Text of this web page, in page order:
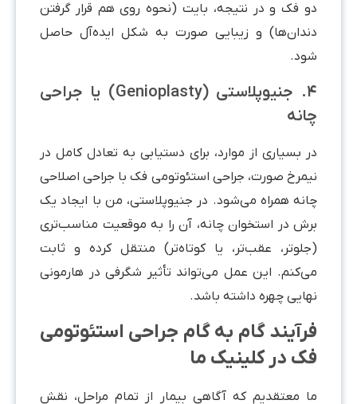
دو فک و در نتیجه، بایت (نحوه روی هم قرار گرفتن
دندان‌ها) و زیبایی صورت به شکل ایده‌آل حاصل
شود.
۴. جنیوپلاستی (Genioplasty) یا جراحی
چانه
در بسیاری از موارد، برای دستیابی به تعادل کامل در
نیمرخ صورت، جراحی استئوتومی فک با جراحی اصلاحی
چانه همراه می‌شود. در جنیوپلاستی، من با ایجاد یک
برش در استخوان چانه، آن را به موقعیت مناسب‌تری
(جلوتر، عقب‌تر، یا کوتاه‌تر) منتقل کرده و ثابت
می‌کنم. این عمل می‌تواند تأثیر شگرفی در هارمونی
نهایی چهره داشته باشد.
فرآیند گام به گام جراحی استئوتومی
فک در کلینیک ما
ما معتقدیم که آگاهی بیمار از تمام مراحل، نقش